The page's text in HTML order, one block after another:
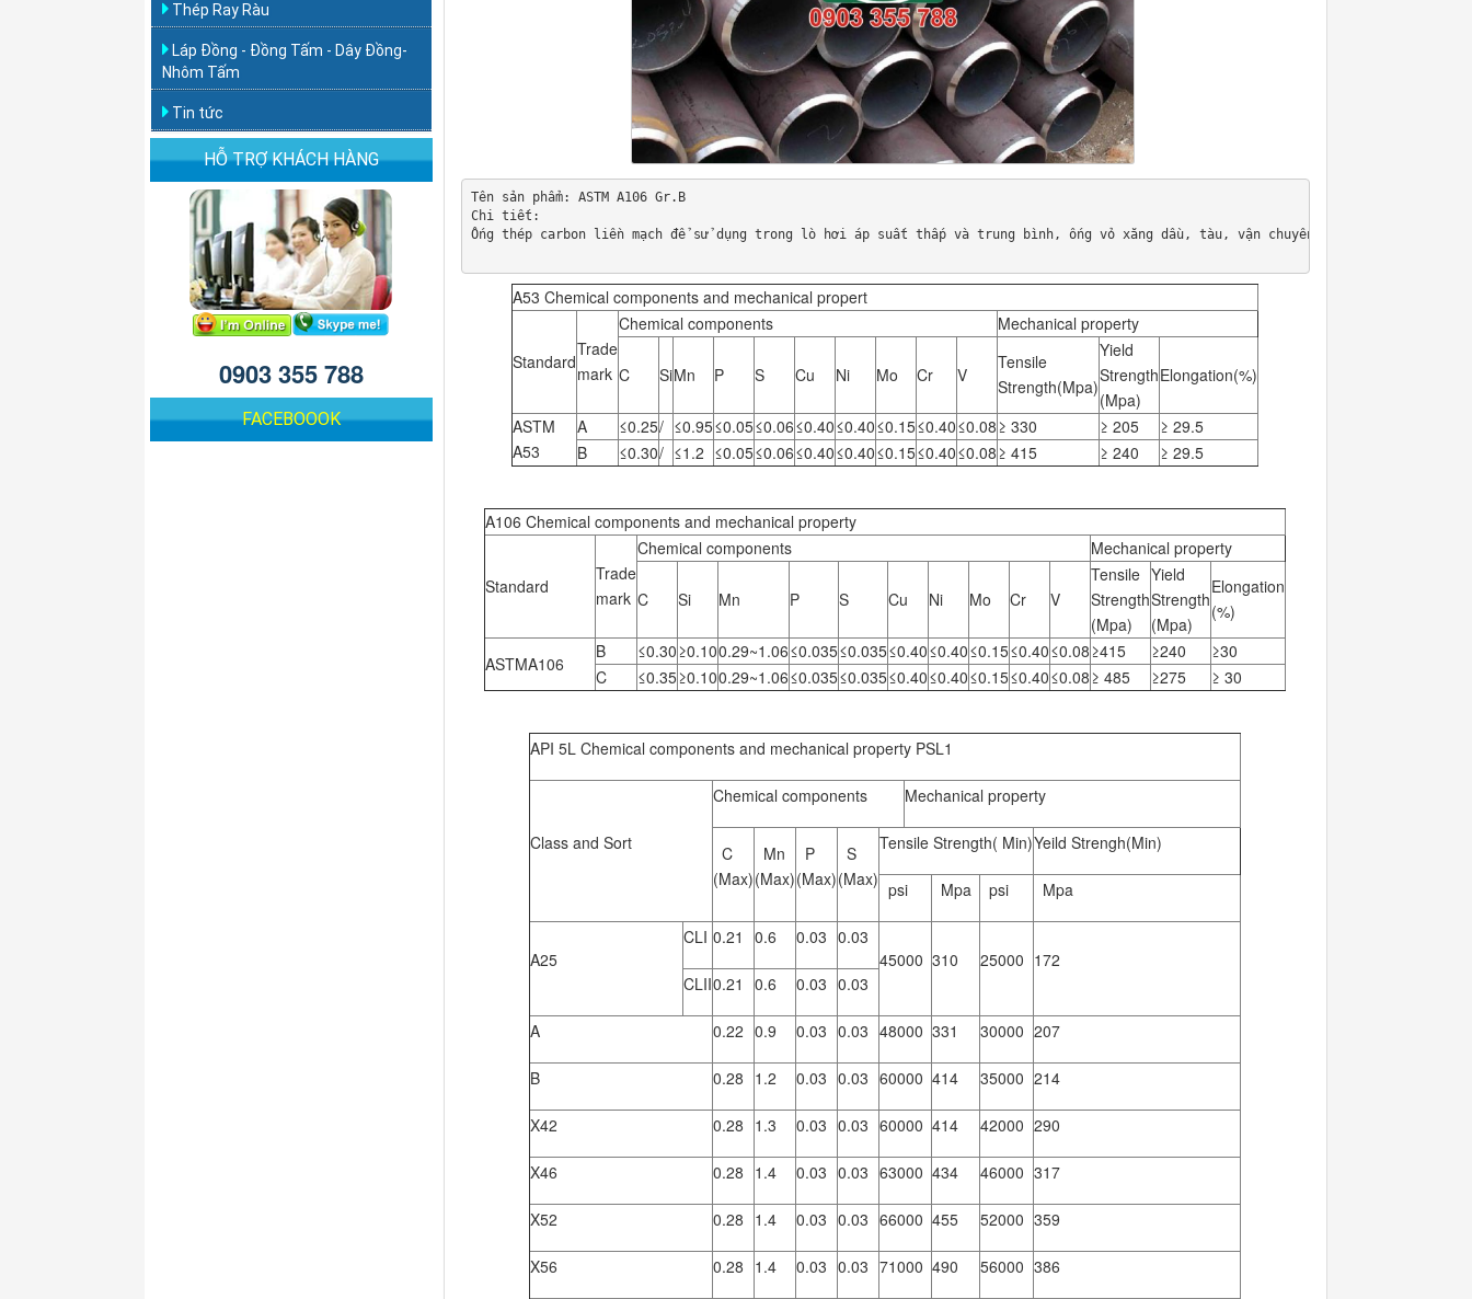
Tên sản phẩm: ASTM A106 Gr.B
Chi tiết:
Ống thép carbon liền mạch để sử dụng trong lò hơi áp suất thấp và trung bình, ống vỏ xăng dầu, tàu, vận chuyển chất lỏng, dầu mỏ
A53 Chemical components and mechanical propert
Standard
Trade
mark
Chemical components Mechanical property
C SiMn P S Cu Ni Mo Cr V
Tensile
Strength(Mpa)
Yield
Strength
(Mpa)
Elongation(%)
ASTM
A53
A ≤0.25/ ≤0.95≤0.05≤0.06≤0.40≤0.40≤0.15≤0.40≤0.08 ≥ 330 ≥ 205
≥ 29.5
B
≤0.30/ ≤1.2 ≤0.05≤0.06≤0.40≤0.40≤0.15≤0.40≤0.08 ≥ 415 ≥ 240 ≥ 29.5
A106 Chemical components and mechanical property
Standard
Trade
mark
Chemical components Mechanical property
C Si Mn P S Cu Ni Mo Cr V
Tensile
Strength
(Mpa)
Yield
Strength
(Mpa)
Elongation
(%)
ASTMA106
B ≤0.30 ≥0.100.29~1.06≤0.035≤0.035≤0.40≤0.40≤0.15≤0.40≤0.08 ≥415 ≥240
≥30
C
≤0.35≥0.100.29~1.06≤0.035≤0.035≤0.40≤0.40≤0.15≤0.40≤0.08 ≥ 485 ≥275 ≥ 30
API 5L Chemical components and mechanical property PSL1
Class and Sort
Chemical components Mechanical property
C
(Max)
Mn
(Max)
P
(Max)
S
(Max)
Tensile Strength( Min)Yeild Strengh(Min)
psi Mpa psi Mpa
A25
CLI 0.21 0.6 0.03 0.03
45000 310 25000 172
CLII0.21 0.6 0.03 0.03
A 0.22 0.9 0.03 0.03 48000 331 30000 207
B 0.28 1.2 0.03 0.03 60000 414 35000 214
X42 0.28 1.3 0.03 0.03 60000 414 42000 290
X46 0.28 1.4 0.03 0.03 63000 434 46000 317
X52 0.28 1.4 0.03 0.03 66000 455 52000 359
X56 0.28 1.4 0.03 0.03 71000 490 56000 386
Thép Ray Ràu
Láp Đồng - Đồng Tấm - Dây Đồng-
Nhôm Tấm
Tin tức
HỖ TRỢ KHÁCH HÀNG
0903 355 788
FACEBOOOK